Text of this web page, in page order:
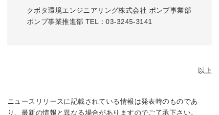
クボタ環境エンジニアリング株式会社 ポンプ事業部
ポンプ事業推進部 TEL：03-3245-3141
以上
ニュースリリースに記載されている情報は発表時のものであ
り、最新の情報と異なる場合がありますのでご了承下さい。